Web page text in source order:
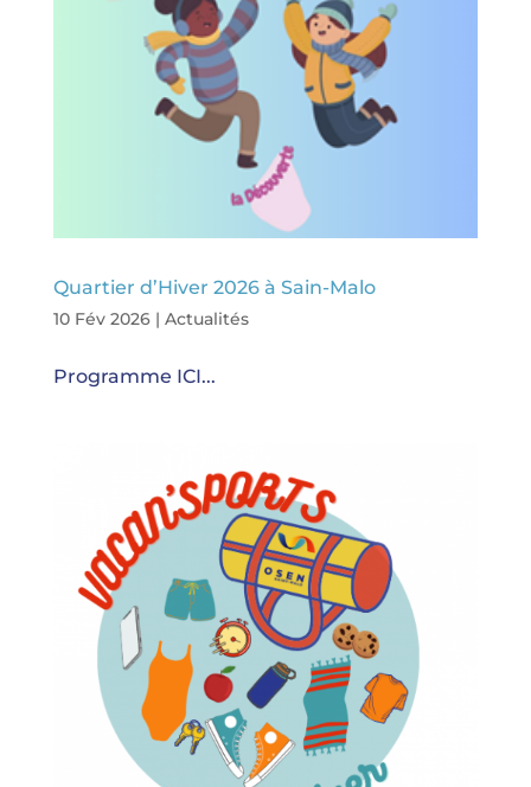
Quartier d’Hiver 2026 à Sain-Malo
10 Fév 2026| Actualités
Programme ICI...